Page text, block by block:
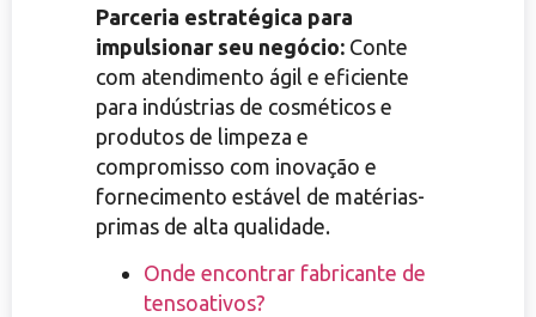
Parceria estratégica para
impulsionar seu negócio: Conte
com atendimento ágil e eficiente
para indústrias de cosméticos e
produtos de limpeza e
compromisso com inovação e
fornecimento estável de matérias-
primas de alta qualidade.
Onde encontrar fabricante de
tensoativos?